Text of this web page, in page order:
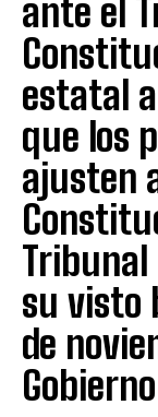
ante el
estatal
que los
ajusten
su visto
de